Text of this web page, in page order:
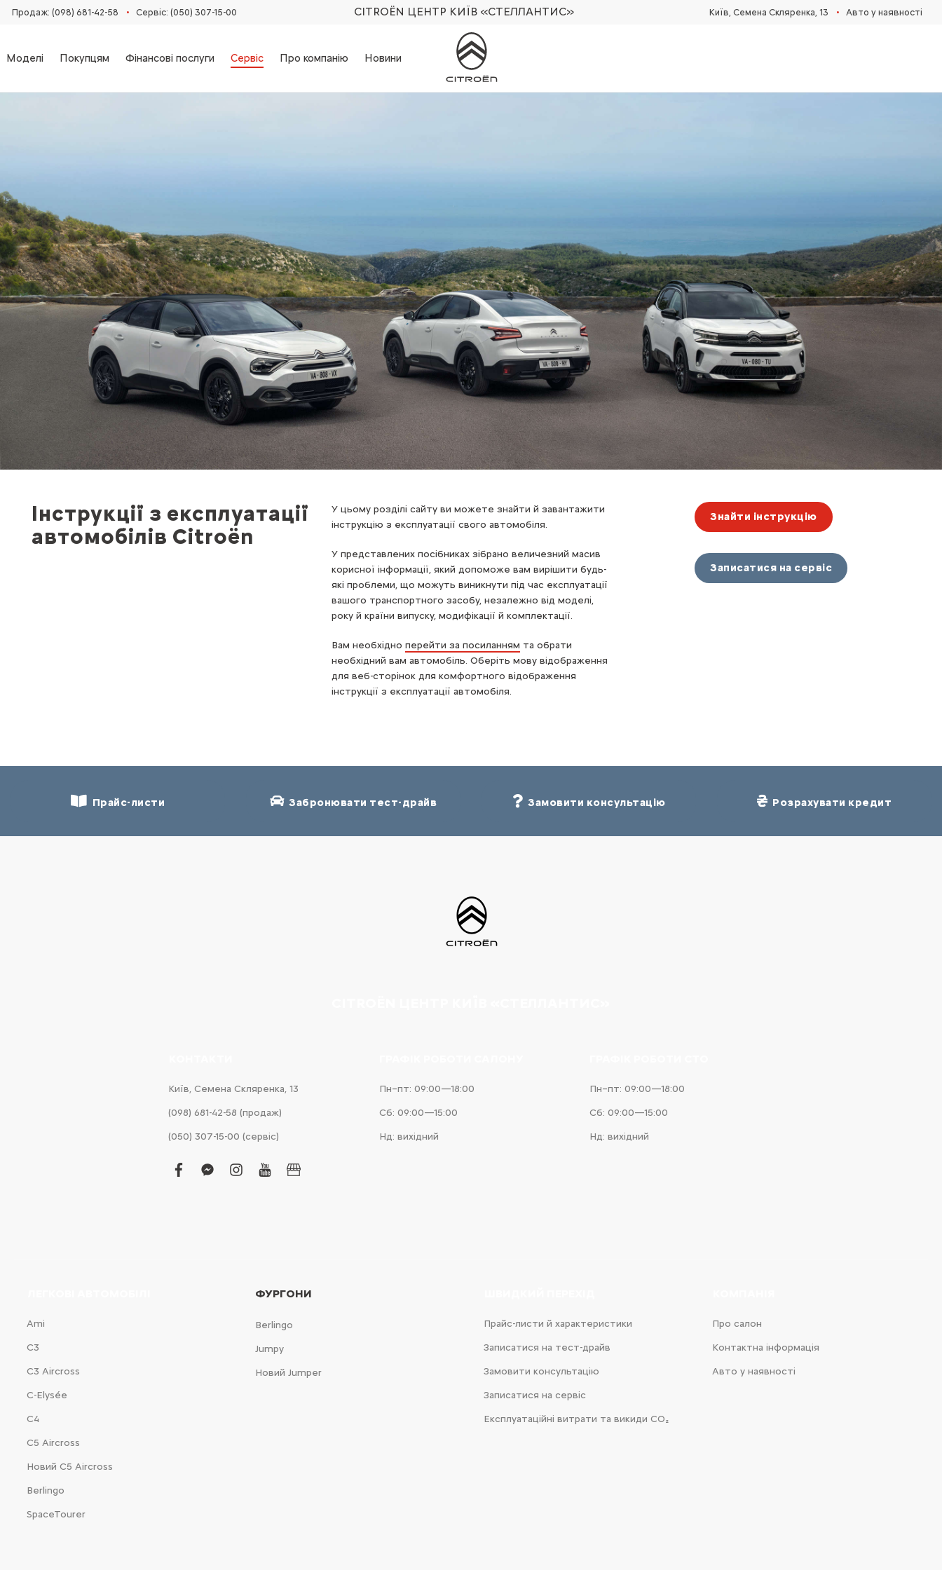
Продаж: (098) 681-42-58‬ • Сервіс: (050) 307-15-00 CITROËN ЦЕНТР КИЇВ «СТЕЛЛАНТИС» Київ, Cемена Скляренка, 13 • Авто у наявності
Моделі Покупцям Фінансові послуги Сервіс Про компанію Новини
Інструкції з експлуатації
автомобілів Citroën
У цьому розділі сайту ви можете знайти й завантажити
інструкцію з експлуатації свого автомобіля.
У представлених посібниках зібрано величезний масив
корисної інформації, який допоможе вам вирішити будь-
які проблеми, що можуть виникнути під час експлуатації
вашого транспортного засобу, незалежно від моделі,
року й країни випуску, модифікації й комплектації.
Вам необхідно перейти за посиланням та обрати
необхідний вам автомобіль. Оберіть мову відображення
для веб-сторінок для комфортного відображення
інструкції з експлуатації автомобіля.
Знайти інструкцію
Записатися на сервіс
Прайс-листи Забронювати тест-драйв Замовити консультацію Розрахувати кредит
Київ, Cемена Скляренка, 13
(098) 681-42-58‬ (продаж)
(050) 307-15-00 (сервіс)
facebook
facebook-
instagram
youtubebusiness
Пн–пт: 09:00—18:00
Сб: 09:00—15:00
Нд: вихідний
Пн–пт: 09:00—18:00
Сб: 09:00—15:00
Нд: вихідний
Ami
С3
С3 Aircross
C-Elysée
С4
С5 Aircross
Новий С5 Aircross
Berlingo
SpaceTourer
ФУРГОНИ
Berlingo
Jumpy
Новий Jumper
Прайс-листи й характеристики
Записатися на тест-драйв
Замовити консультацію
Записатися на сервіс
Експлуатаційні витрати та викиди CO₂
Про салон
Контактна інформація
Авто у наявності